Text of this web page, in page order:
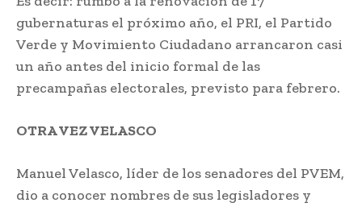
gubernaturas el próximo año, el PRI, el Partido
Verde y Movimiento Ciudadano arrancaron casi
un año antes del inicio formal de las
precampañas electorales, previsto para febrero.
OTRA VEZ VELASCO
Manuel Velasco, líder de los senadores del PVEM,
dio a conocer nombres de sus legisladores y